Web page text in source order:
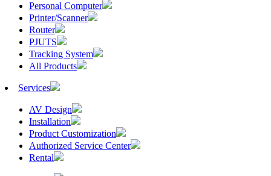
Personal Computer
Printer/Scanner
Router
PJUTS
Tracking System
All Products
Services
AV Design
Installation
Product Customization
Authorized Service Center
Rental